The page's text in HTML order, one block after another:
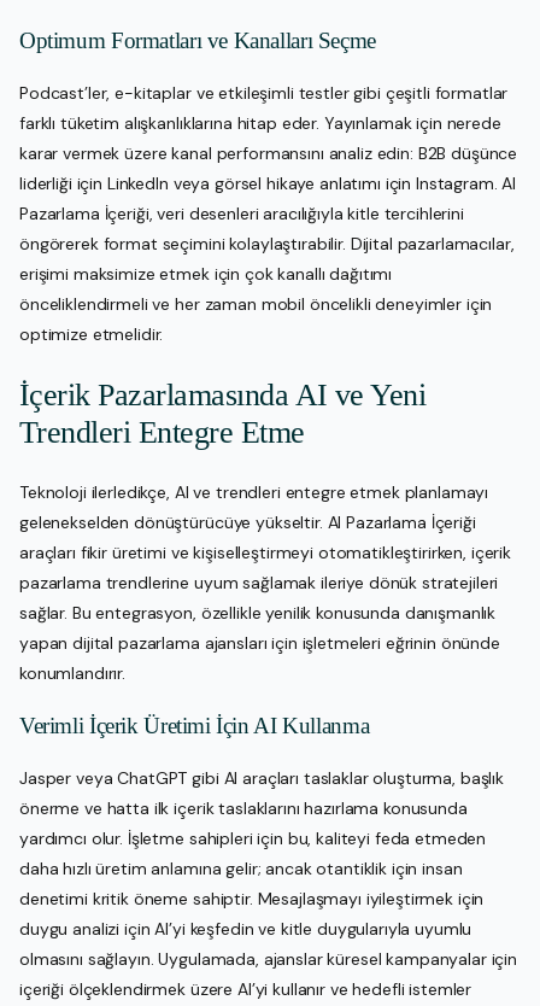
Optimum Formatları ve Kanalları Seçme
Podcast’ler, e-kitaplar ve etkileşimli testler gibi çeşitli formatlar
farklı tüketim alışkanlıklarına hitap eder. Yayınlamak için nerede
karar vermek üzere kanal performansını analiz edin: B2B düşünce
liderliği için LinkedIn veya görsel hikaye anlatımı için Instagram. AI
Pazarlama İçeriği, veri desenleri aracılığıyla kitle tercihlerini
öngörerek format seçimini kolaylaştırabilir. Dijital pazarlamacılar,
erişimi maksimize etmek için çok kanallı dağıtımı
önceliklendirmeli ve her zaman mobil öncelikli deneyimler için
optimize etmelidir.
İçerik Pazarlamasında AI ve Yeni
Trendleri Entegre Etme
Teknoloji ilerledikçe, AI ve trendleri entegre etmek planlamayı
gelenekselden dönüştürücüye yükseltir. AI Pazarlama İçeriği
araçları fikir üretimi ve kişiselleştirmeyi otomatikleştirirken, içerik
pazarlama trendlerine uyum sağlamak ileriye dönük stratejileri
sağlar. Bu entegrasyon, özellikle yenilik konusunda danışmanlık
yapan dijital pazarlama ajansları için işletmeleri eğrinin önünde
konumlandırır.
Verimli İçerik Üretimi İçin AI Kullanma
Jasper veya ChatGPT gibi AI araçları taslaklar oluşturma, başlık
önerme ve hatta ilk içerik taslaklarını hazırlama konusunda
yardımcı olur. İşletme sahipleri için bu, kaliteyi feda etmeden
daha hızlı üretim anlamına gelir; ancak otantiklik için insan
denetimi kritik öneme sahiptir. Mesajlaşmayı iyileştirmek için
duygu analizi için AI’yi keşfedin ve kitle duygularıyla uyumlu
olmasını sağlayın. Uygulamada, ajanslar küresel kampanyalar için
içeriği ölçeklendirmek üzere AI’yi kullanır ve hedefli istemler